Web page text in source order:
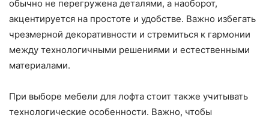
обычно не перегружена деталями, а наоборот,
акцентируется на простоте и удобстве. Важно избегать
чрезмерной декоративности и стремиться к гармонии
между технологичными решениями и естественными
материалами.
При выборе мебели для лофта стоит также учитывать
технологические особенности. Важно, чтобы